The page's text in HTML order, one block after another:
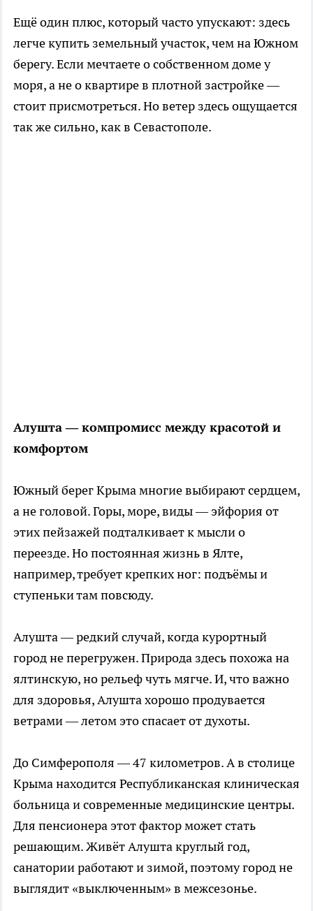
Ещё один плюс, который часто упускают: здесь
легче купить земельный участок, чем на Южном
берегу. Если мечтаете о собственном доме у
моря, а не о квартире в плотной застройке —
стоит присмотреться. Но ветер здесь ощущается
так же сильно, как в Севастополе.
Алушта — компромисс между красотой и
комфортом
Южный берег Крыма многие выбирают сердцем,
а не головой. Горы, море, виды — эйфория от
этих пейзажей подталкивает к мысли о
переезде. Но постоянная жизнь в Ялте,
например, требует крепких ног: подъёмы и
ступеньки там повсюду.
Алушта — редкий случай, когда курортный
город не перегружен. Природа здесь похожа на
ялтинскую, но рельеф чуть мягче. И, что важно
для здоровья, Алушта хорошо продувается
ветрами — летом это спасает от духоты.
До Симферополя — 47 километров. А в столице
Крыма находится Республиканская клиническая
больница и современные медицинские центры.
Для пенсионера этот фактор может стать
решающим. Живёт Алушта круглый год,
санатории работают и зимой, поэтому город не
выглядит «выключенным» в межсезонье.